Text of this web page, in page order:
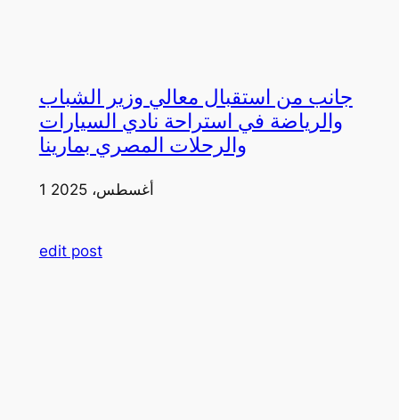
جانب من استقبال معالي وزير الشباب
والرياضة في استراحة نادي السيارات
والرحلات المصري بمارينا
1 أغسطس، 2025
edit post